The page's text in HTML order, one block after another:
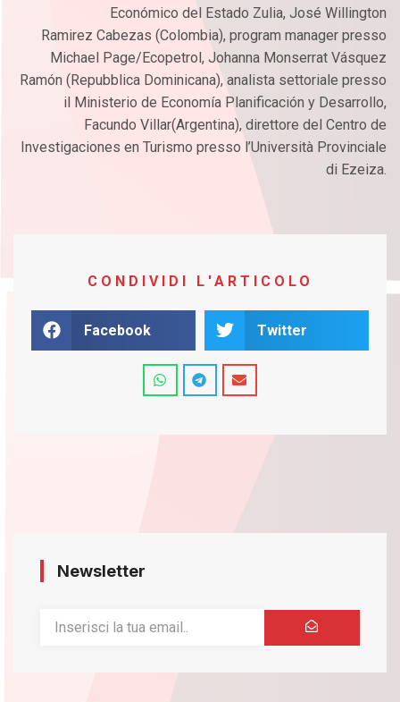
Económico del Estado Zulia, José Willington
Ramirez Cabezas (Colombia), program manager presso
Michael Page/Ecopetrol, Johanna Monserrat Vásquez
Ramón (Repubblica Dominicana), analista settoriale presso
il Ministerio de Economía Planificación y Desarrollo,
Facundo Villar(Argentina), direttore del Centro de
Investigaciones en Turismo presso l’Università Provinciale
di Ezeiza.
CONDIVIDI L'ARTICOLO
Facebook Twitter
Newsletter